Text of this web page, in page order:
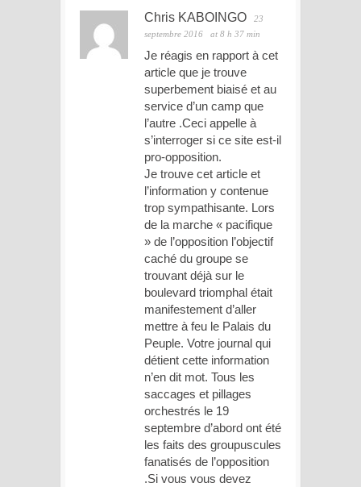
Chris KABOINGO
23
septembre 2016
at 8 h 37 min
Je réagis en rapport à cet
article que je trouve
superbement biaisé et au
service d’un camp que
l’autre .Ceci appelle à
s’interroger si ce site est-il
pro-opposition.
Je trouve cet article et
l’information y contenue
trop sympathisante. Lors
de la marche « pacifique
» de l’opposition l’objectif
caché du groupe se
trouvant déjà sur le
boulevard triomphal était
manifestement d’aller
mettre à feu le Palais du
Peuple. Votre journal qui
détient cette information
n’en dit mot. Tous les
saccages et pillages
orchestrés le 19
septembre d’abord ont été
les faits des groupuscules
fanatisés de l’opposition
.Si vous vous devez